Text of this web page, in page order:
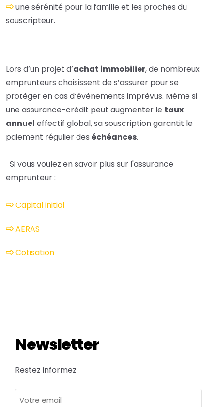
une sérénité pour la famille et les proches du
souscripteur.
Lors d’un projet d’achat immobilier, de nombreux
emprunteurs choisissent de s’assurer pour se
protéger en cas d’événements imprévus. Même si
une assurance-crédit peut augmenter le taux
annuel effectif global, sa souscription garantit le
paiement régulier des échéances.
Si vous voulez en savoir plus sur l'assurance
emprunteur :
Capital initial
AERAS
Cotisation
Newsletter
Restez informez